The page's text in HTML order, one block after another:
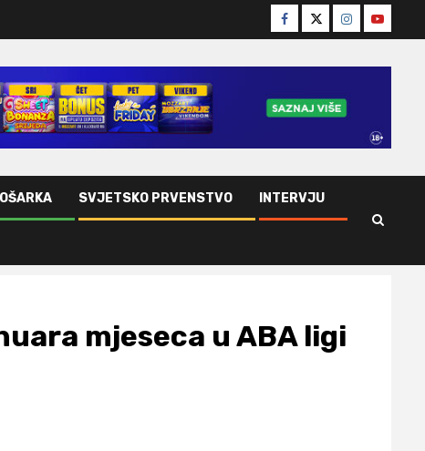
Facebook
TwitterInstagram
Youtube
SVJETSKO PRVENSTVO INTERVJU
mjeseca u ABA ligi